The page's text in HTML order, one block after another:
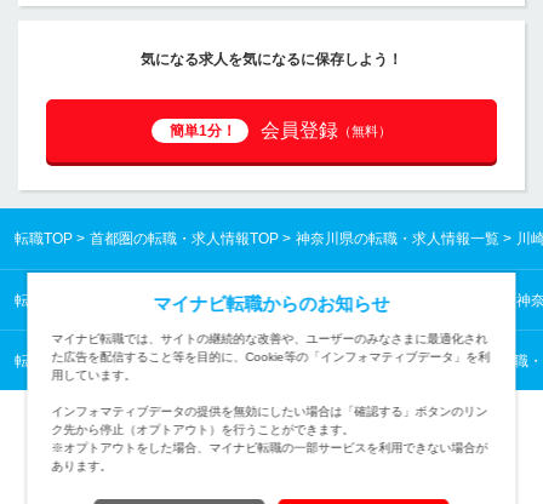
気になる求人を気になるに保存しよう！
簡単1分！ 会員登録 （無料）
転職TOP 首都圏の転職・求人情報TOP 神奈川県の転職・求人情報一覧 川
転職TOP 首都圏の転職・求人情報TOP 神奈川県の転職・求人情報一覧 神
転職TOP 医薬・食品・化学・素材から探す 医薬・食品・化学・素材の転職
マイナビ転職からのお知らせ
マイナビ転職では、サイトの継続的な改善や、ユーザーのみなさまに最適化され
た広告を配信すること等を目的に、Cookie等の「インフォマティブデータ」を利
用しています。
インフォマティブデータの提供を無効にしたい場合は「確認する」ボタンのリン
ク先から停止（オプトアウト）を行うことができます。
※オプトアウトをした場合、マイナビ転職の一部サービスを利用できない場合が
あります。